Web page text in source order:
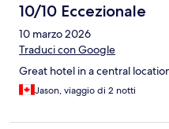
10/10 Eccezionale
10 marzo 2026
Traduci con Google
Great hotel in a central
Jason, viaggio di 2 notti